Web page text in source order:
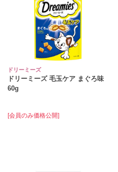
ドリーミーズ
ドリーミーズ 毛玉ケア まぐろ味
60g
[会員のみ価格公開]